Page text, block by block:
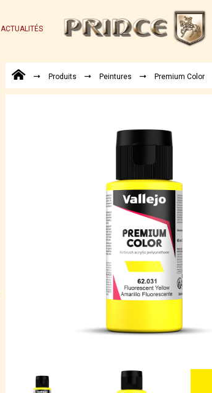
ACTUALITÉS
Produits Peintures Premium Color